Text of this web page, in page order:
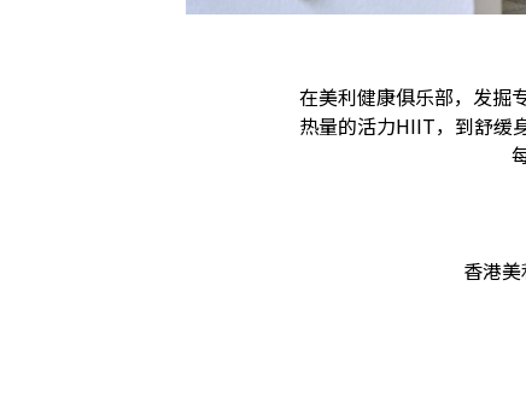
在美利健康俱乐部，发掘
热量的活力HIIT，到舒缓
香港